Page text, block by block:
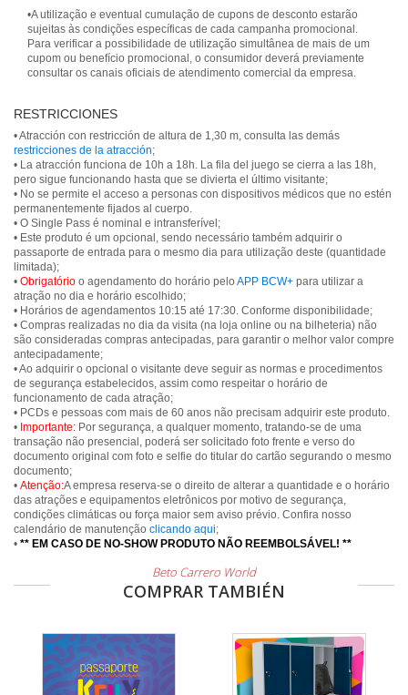
•A utilização e eventual cumulação de cupons de desconto estarão
sujeitas às condições específicas de cada campanha promocional.
Para verificar a possibilidade de utilização simultânea de mais de um
cupom ou benefício promocional, o consumidor deverá previamente
consultar os canais oficiais de atendimento comercial da empresa.
RESTRICCIONES
• Atracción con restricción de altura de 1,30 m, consulta las demás
restricciones de la atracción;
• La atracción funciona de 10h a 18h. La fila del juego se cierra a las 18h,
pero sigue funcionando hasta que se divierta el último visitante;
• No se permite el acceso a personas con dispositivos médicos que no estén
permanentemente fijados al cuerpo.
• O Single Pass é nominal e intransferível;
• Este produto é um opcional, sendo necessário também adquirir o
passaporte de entrada para o mesmo dia para utilização deste (quantidade
limitada);
• Obrigatório o agendamento do horário pelo APP BCW+ para utilizar a
atração no dia e horário escolhido;
• Horários de agendamentos 10:15 até 17:30. Conforme disponibilidade;
• Compras realizadas no dia da visita (na loja online ou na bilheteria) não
são consideradas compras antecipadas, para garantir o melhor valor compre
antecipadamente;
• Ao adquirir o opcional o visitante deve seguir as normas e procedimentos
de segurança estabelecidos, assim como respeitar o horário de
funcionamento de cada atração;
• PCDs e pessoas com mais de 60 anos não precisam adquirir este produto.
• Importante: Por segurança, a qualquer momento, tratando-se de uma
transação não presencial, poderá ser solicitado foto frente e verso do
documento original com foto e selfie do titular do cartão segurando o mesmo
documento;
• Atenção:A empresa reserva-se o direito de alterar a quantidade e o horário
das atrações e equipamentos eletrônicos por motivo de segurança,
condições climáticas ou força maior sem aviso prévio. Confira nosso
calendário de manutenção clicando aqui;
• ** EM CASO DE NO-SHOW PRODUTO NÃO REEMBOLSÁVEL! **
Beto Carrero World
COMPRAR TAMBIÉN